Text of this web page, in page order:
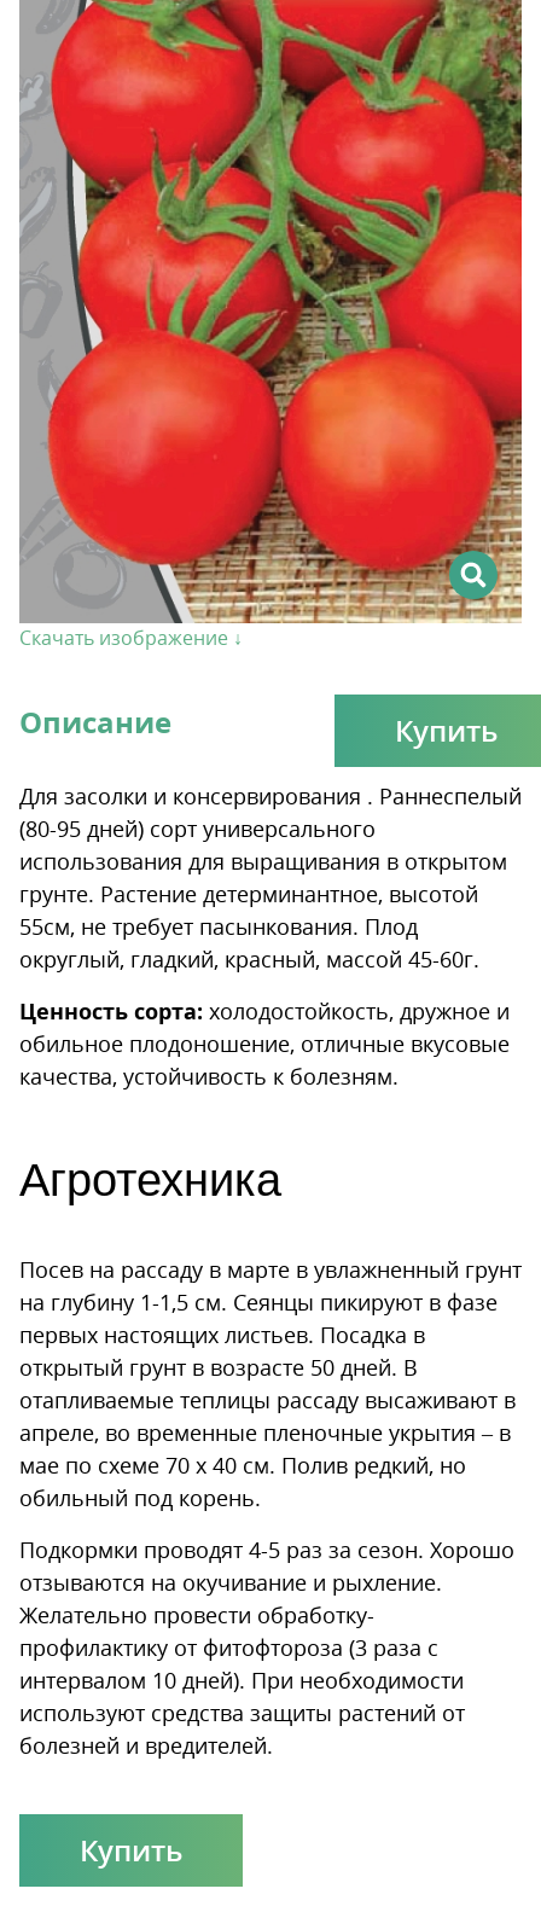
Скачать изображение ↓
Купить
Описание
Для засолки и консервирования . Раннеспелый
(80-95 дней) сорт универсального
использования для выращивания в открытом
грунте. Растение детерминантное, высотой
55см, не требует пасынкования. Плод
округлый, гладкий, красный, массой 45-60г.
Ценность сорта: холодостойкость, дружное и
обильное плодоношение, отличные вкусовые
качества, устойчивость к болезням.
Агротехника
Посев на рассаду в марте в увлажненный грунт
на глубину 1-1,5 см. Сеянцы пикируют в фазе
первых настоящих листьев. Посадка в
открытый грунт в возрасте 50 дней. В
отапливаемые теплицы рассаду высаживают в
апреле, во временные пленочные укрытия – в
мае по схеме 70 x 40 см. Полив редкий, но
обильный под корень.
Подкормки проводят 4-5 раз за сезон. Хорошо
отзываются на окучивание и рыхление.
Желательно провести обработку-
профилактику от фитофтороза (3 раза с
интервалом 10 дней). При необходимости
используют средства защиты растений от
болезней и вредителей.
Купить